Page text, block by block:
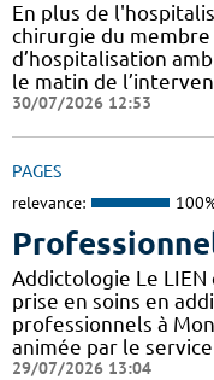
En plus de
chirurgie du
d’hospitalisation
le matin de
30/07/2026 12:53
PAGES
relevance:
Addictologie Le
prise en soins en
professionnels à
animée par le
29/07/2026 13:04